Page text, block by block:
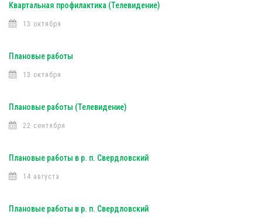
Квартальная профилактика (Телевидение)
13 октября
Плановые работы
13 октября
Плановые работы (Телевидение)
22 сентября
Плановые работы в р. п. Свердловский
14 августа
Плановые работы в р. п. Свердловский